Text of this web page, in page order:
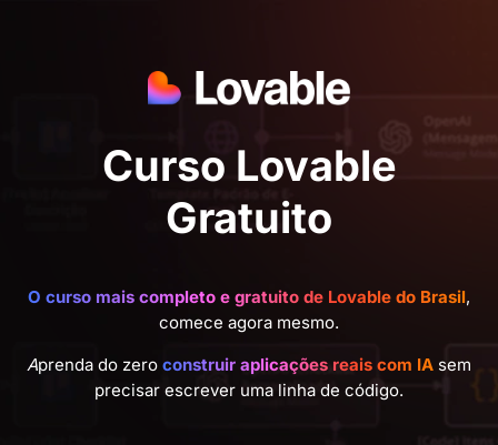
Curso Lovable
Gratuito
O curso mais completo e gratuito de Lovable do Brasil,
comece agora mesmo.
Aprenda do zero construir aplicações reais com IA sem
precisar escrever uma linha de código.